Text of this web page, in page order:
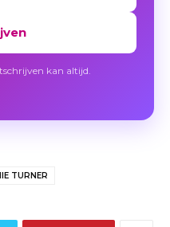
kan altijd.
TURNER